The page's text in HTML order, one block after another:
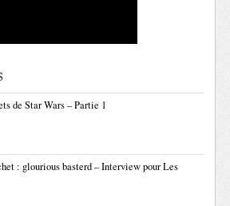
de Star Wars – Partie 1
: glourious basterd – Interview pour Les